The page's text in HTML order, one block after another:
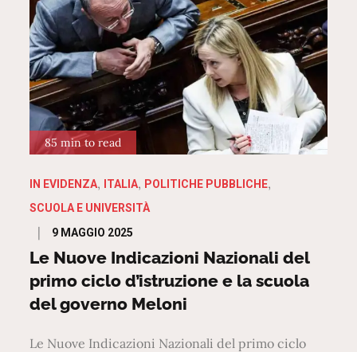
85 min to read
IN EVIDENZA ITALIA
POLITICHE PUBBLICHE
SCUOLA E UNIVERSITÀ
Posted
on
9 MAGGIO 2025
Le Nuove Indicazioni Nazionali del
primo ciclo d’istruzione e la scuola
del governo Meloni
Le Nuove Indicazioni Nazionali del primo ciclo